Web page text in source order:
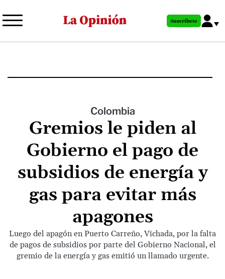
al
principal
Suscríbete
Colombia
Gremios le piden al
Gobierno el pago de
subsidios de energía y
gas para evitar más
apagones
Luego del apagón en Puerto Carreño, Vichada, por la falta
de pagos de subsidios por parte del Gobierno Nacional, el
gremio de la energía y gas emitió un llamado urgente.